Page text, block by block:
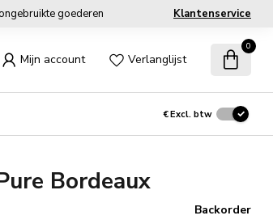
goederen Klantenservice
Mijn account Verlanglijst
0
€Excl. btw
Bordeaux
Backorder